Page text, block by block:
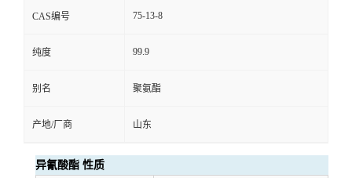
言
公
司
资
质
CAS编号 75-13-8
纯度 99.9
别名 聚氨酯
产地/厂商 山东
异氰酸酯 性质